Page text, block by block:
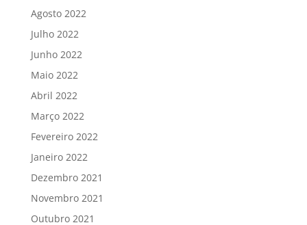
Agosto 2022
Julho 2022
Junho 2022
Maio 2022
Abril 2022
Março 2022
Fevereiro 2022
Janeiro 2022
Dezembro 2021
Novembro 2021
Outubro 2021